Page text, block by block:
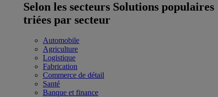
Selon les secteurs Solutions populaires
triées par secteur
Automobile
Agriculture
Logistique
Fabrication
Commerce de détail
Santé
Banque et finance